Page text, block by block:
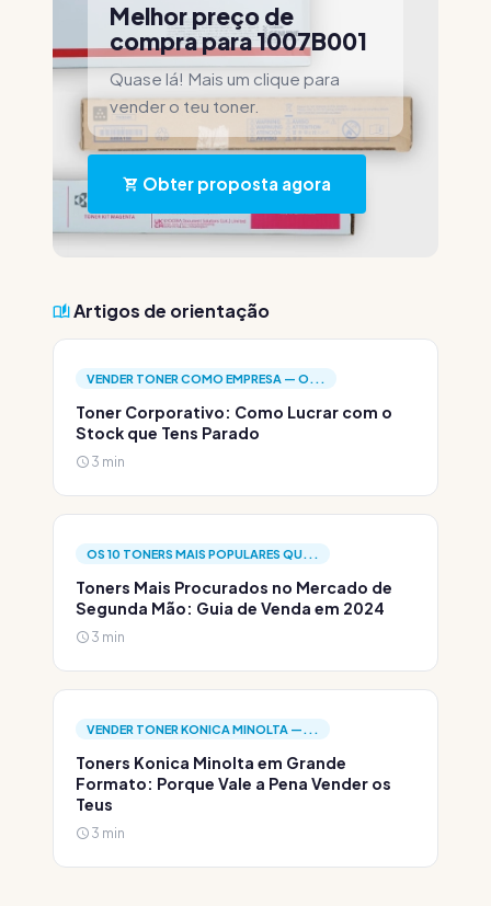
Melhor preço de
compra para 1007B001
Quase lá! Mais um clique para
vender o teu toner.
Obter proposta agora
Artigos de orientação
VENDER TONER COMO EMPRESA — O...
Toner Corporativo: Como Lucrar com o
Stock que Tens Parado
3 min
OS 10 TONERS MAIS POPULARES QU...
Toners Mais Procurados no Mercado de
Segunda Mão: Guia de Venda em 2024
3 min
VENDER TONER KONICA MINOLTA —...
Toners Konica Minolta em Grande
Formato: Porque Vale a Pena Vender os
Teus
3 min